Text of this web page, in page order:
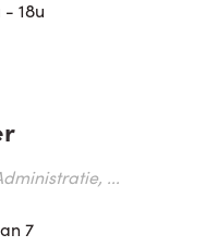
- 18u
...
7